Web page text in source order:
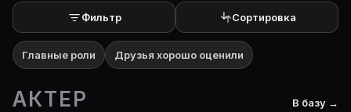
На Movie Planner: https://movie-planner.ru/s/
Фильтр Сортировка
Главные роли Друзья хорошо оценили
АКТЕР В базу →